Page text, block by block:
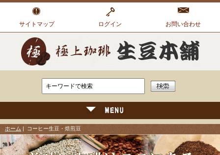
サイトマップ ログイン お問い合わせ
ホーム | コーヒー生豆・焙煎豆